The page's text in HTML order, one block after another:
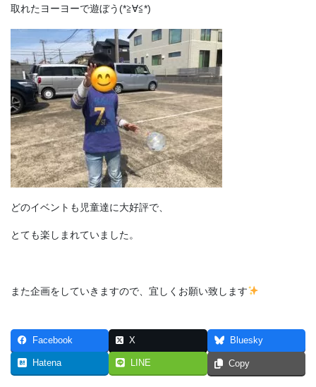
取れたヨーヨーで遊ぼう(*≧∀≦*)
どのイベントも児童達に大好評で、
とても楽しまれていました。
また企画をしていきますので、宜しくお願い致します
Facebook X Bluesky
Hatena LINE Copy